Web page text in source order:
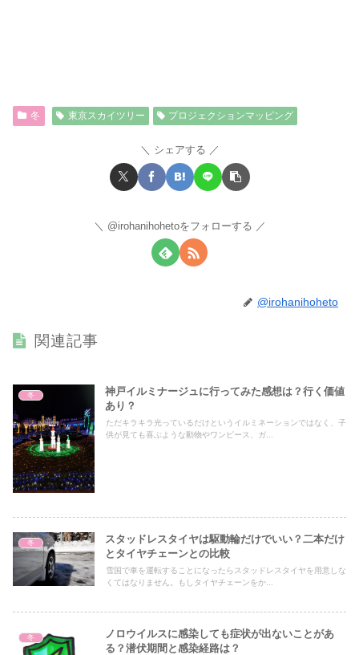
冬 東京スカイツリー プロジェクションマッピング
シェアする
@irohanihohetoをフォローする
@irohanihoheto
関連記事
冬
神戸イルミナージュに行ってみた感想は？行く価値
あり？
ただキラキラ光っているだけというイルミネーションではなく、子
供が見ても喜ぶような動物やワンピース、ガ...
冬
スタッドレスタイヤは駆動輪だけでいい？二本だけ
とタイヤチェーンとの比較
雪国で車を運転することになったらスタッドレスタイヤを用意しな
くてはなりません。もしタイヤチェーンをか...
冬
ノロウイルスに感染しても症状が出ないことがあ
る？潜伏期間と感染経路は？